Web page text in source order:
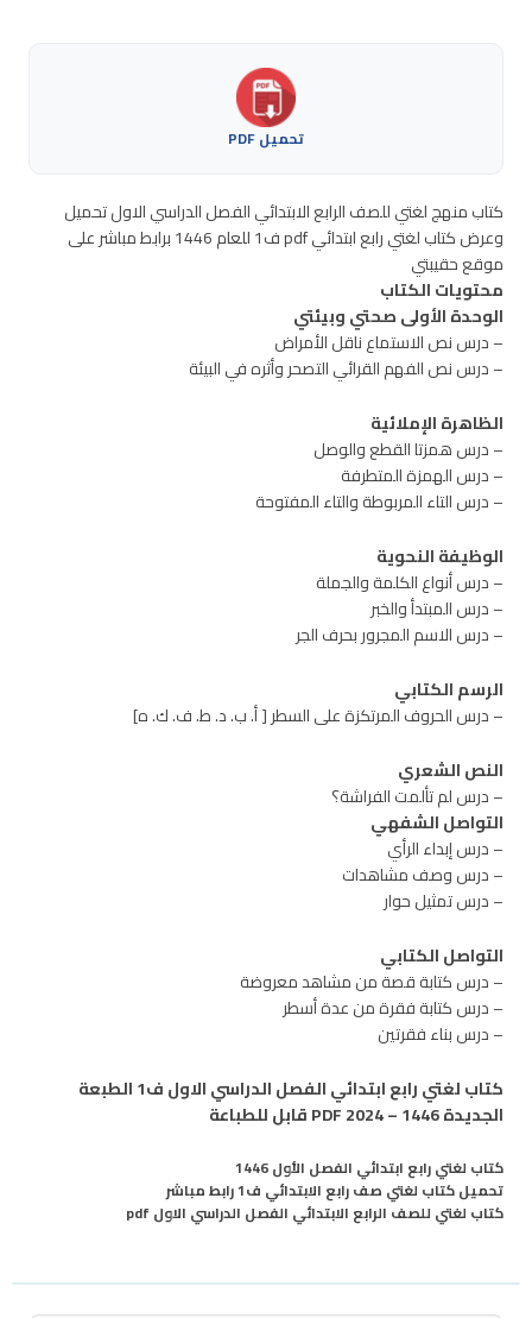
تحميل PDF
كتاب منهج لغتي للصف الرابع الابتدائي الفصل الدراسي الاول تحميل
وعرض كتاب لغتي رابع ابتدائي pdf ف1 للعام 1446 برابط مباشر على
موقع حقيبتي
محتويات الكتاب
الوحدة الأولى صحتي وبيئتي
– درس نص الاستماع ناقل الأمراض
– درس نص الفهم القرائي التصحر وأثره في البيئة
الظاهرة الإملائية
– درس همزتا القطع والوصل
– درس الهمزة المتطرفة
– درس التاء المربوطة والتاء المفتوحة
الوظيفة النحوية
– درس أنواع الكلمة والجملة
– درس المبتدأ والخبر
– درس الاسم المجرور بحرف الجر
الرسم الكتابي
– درس الحروف المرتكزة على السطر [ أ. ب. د. ط. ف. ك. ه]
النص الشعري
– درس لم تألمت الفراشة؟
التواصل الشفهي
– درس إبداء الرأي
– درس وصف مشاهدات
– درس تمثيل حوار
التواصل الكتابي
– درس كتابة قصة من مشاهد معروضة
– درس كتابة فقرة من عدة أسطر
– درس بناء فقرتين
كتاب لغتي رابع ابتدائي الفصل الدراسي الاول ف1 الطبعة
الجديدة 1446 – 2024 PDF قابل للطباعة
كتاب لغتي رابع ابتدائي الفصل الأول 1446
تحميل كتاب لغتي صف رابع الابتدائي ف1 رابط مباشر
كتاب لغتي للصف الرابع الابتدائي الفصل الدراسي الاول pdf